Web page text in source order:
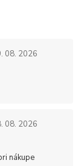
08. 2026
08. 2026
nákupe